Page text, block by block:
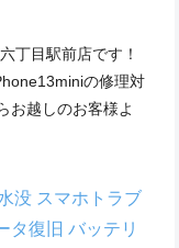
丁目駅前店です！
の修理対
お越しのお客様よ
没 スマホトラブ
タ復旧 バッテリ